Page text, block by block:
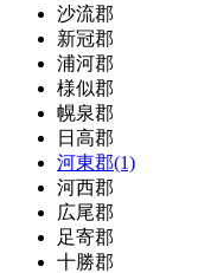
沙流郡
新冠郡
浦河郡
様似郡
幌泉郡
日高郡
河東郡(1)
河西郡
広尾郡
足寄郡
十勝郡